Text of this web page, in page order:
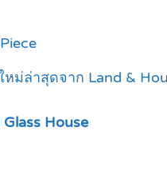
ม่ล่าสุดจาก Land &
House